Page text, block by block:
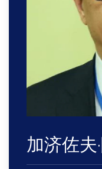
加济佐夫·